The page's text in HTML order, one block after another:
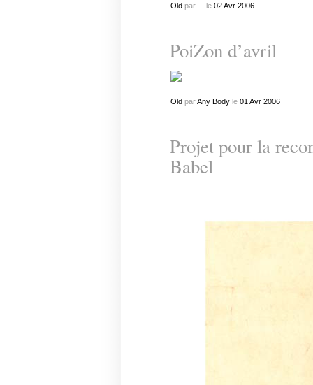
Old par ... le 02 Avr 2006
PoiZon d’avril
Old parAny Bodyle 01 Avr 2006
Projet pour la
Babel